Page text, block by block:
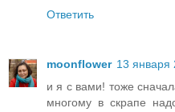
Ответить
moonflower 13 января
и я с вами! тоже
многому в скрапе